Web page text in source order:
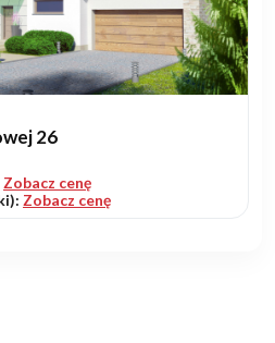
26
Zobacz cenę
Zobacz cenę